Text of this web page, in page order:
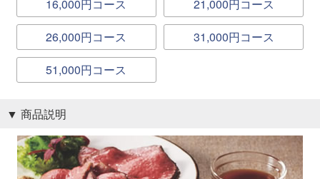
16,000円コース
21,000円コース
26,000円コース
31,000円コース
51,000円コース
商品説明